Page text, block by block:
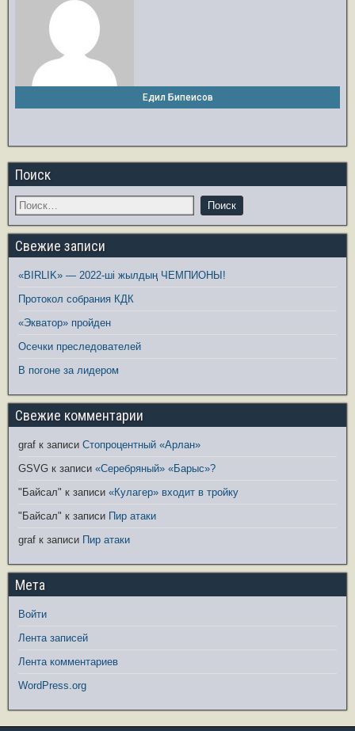
Едил Бипеисов
Поиск
Свежие записи
«BIRLIK» — 2022-ші жылдың ЧЕМПИОНЫ!
Протокол собрания КДК
«Экватор» пройден
Осечки преследователей
В погоне за лидером
Свежие комментарии
graf к записи Стопроцентный «Арлан»
GSVG к записи «Серебряный» «Барыс»?
"Байсал" к записи «Кулагер» входит в тройку
"Байсал" к записи Пир атаки
graf к записи Пир атаки
Мета
Войти
Лента записей
Лента комментариев
WordPress.org